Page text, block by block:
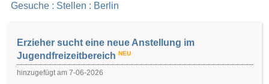
Gesuche : Stellen : Berlin
Erzieher sucht eine neue Anstellung im
Jugendfreizeitbereich NEU
hinzugefügt am 7-06-2026